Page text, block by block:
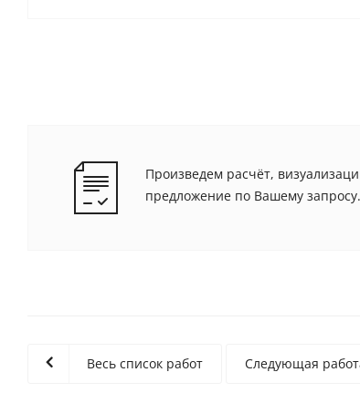
Произведем расчёт,
предложение по Вашему запросу.
Весь список работ Следующая